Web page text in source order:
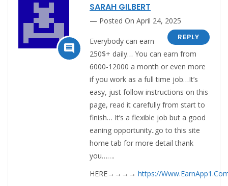

SARAH GILBERT
Posted On April 24, 2025
REPLY
Everybody can earn
250$+ daily… You can earn from
6000-12000 a month or even more
if you work as a full time job…It’s
easy, just follow instructions on this
page, read it carefully from start to
finish… It’s a flexible job but a good
eaning opportunity..go to this site
home tab for more detail thank
you…….
HERE→→→→ https://